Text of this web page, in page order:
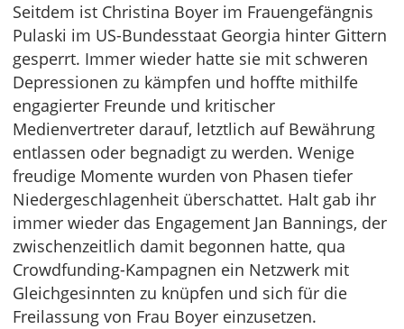
Seitdem ist Christina Boyer im Frauengefängnis
Pulaski im US-Bundesstaat Georgia hinter Gittern
gesperrt. Immer wieder hatte sie mit schweren
Depressionen zu kämpfen und hoffte mithilfe
engagierter Freunde und kritischer
Medienvertreter darauf, letztlich auf Bewährung
entlassen oder begnadigt zu werden. Wenige
freudige Momente wurden von Phasen tiefer
Niedergeschlagenheit überschattet. Halt gab ihr
immer wieder das Engagement Jan Bannings, der
zwischenzeitlich damit begonnen hatte, qua
Crowdfunding-Kampagnen ein Netzwerk mit
Gleichgesinnten zu knüpfen und sich für die
Freilassung von Frau Boyer einzusetzen.